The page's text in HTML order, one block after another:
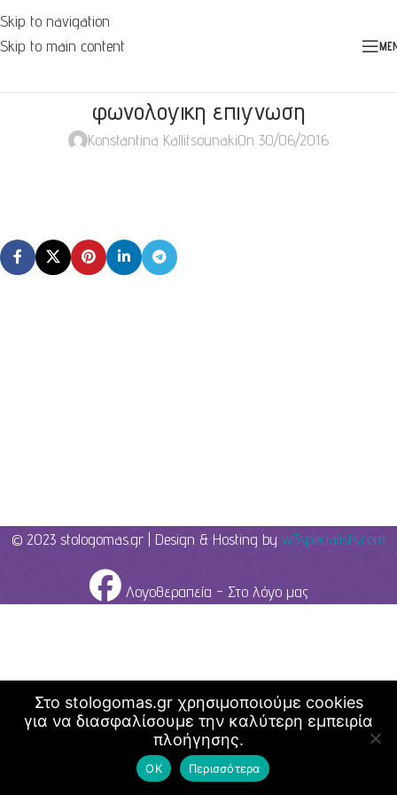
Skip to navigation
Skip to main content
φωνολογικη επιγνωση
Konstantina KallitsounakiOn 30/06/2016
© 2023 stologomas.gr | Design & Hosting by w3specialists.com
Λογοθεραπεία - Στο λόγο μας
Στο stologomas.gr χρησιμοποιούμε cookies
για να διασφαλίσουμε την καλύτερη εμπειρία
πλοήγησης.
ΟΚ Περισσότερα